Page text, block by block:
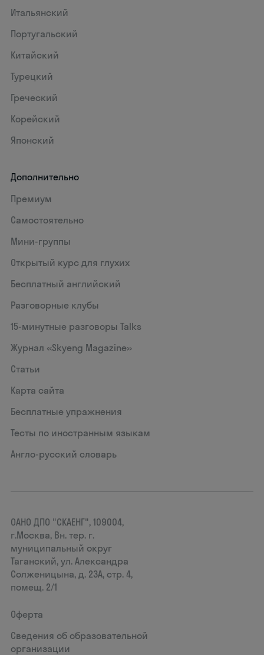
Итальянский
Португальский
Китайский
Турецкий
Греческий
Корейский
Японский
Дополнительно
Премиум
Самостоятельно
Мини-группы
Открытый курс для глухих
Бесплатный английский
Разговорные клубы
15‑минутные разговоры Talks
Журнал «Skyeng Magazine»
Статьи
Карта сайта
Бесплатные упражнения
Тесты по иностранным языкам
Англо-русский словарь
ОАНО ДПО "СКАЕНГ", 109004,
г.Москва, Вн. тер. г.
муниципальный округ
Таганский, ул. Александра
Солженицына, д. 23А, стр. 4,
помещ. 2/1
Оферта
Сведения об образовательной
организации